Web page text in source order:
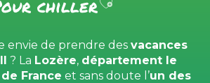
chiller
envie de prendre des vacances
? La Lozère, département le
France et sans doute l’un des